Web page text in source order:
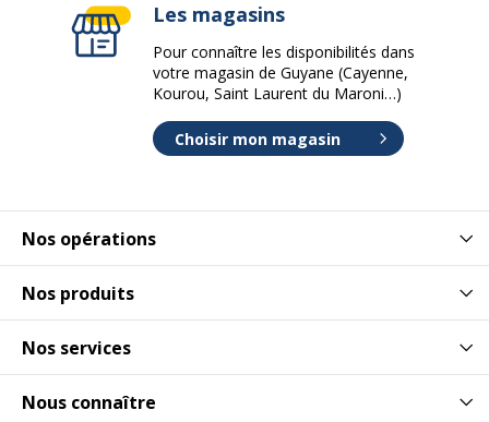
Nos opérations
Nos produits
Nos services
Nous connaître
Les magasins
Pour connaître les disponibilités dans
votre magasin de Guyane (Cayenne,
Kourou, Saint Laurent du Maroni…)
Choisir mon magasin